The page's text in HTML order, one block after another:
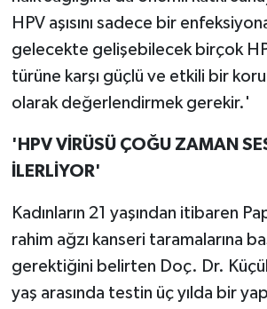
HPV aşısını sadece bir
gelecekte gelişebilecek birçok
türüne karşı güçlü ve etkili bir
olarak değerlendirmek gerekir.'
'HPV VİRÜSÜ ÇOĞU ZAMAN
İLERLİYOR'
Kadınların 21 yaşından itibaren
rahim ağzı kanseri taramalarına
gerektiğini belirten Doç. Dr.
yaş arasında testin üç yılda bir